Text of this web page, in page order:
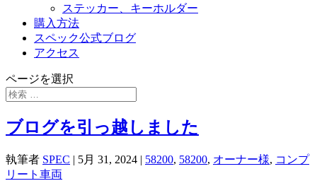
ステッカー、キーホルダー
購入方法
スペック公式ブログ
アクセス
ページを選択
ブログを引っ越しました
執筆者 SPEC | 5月 31, 2024 | 58200, 58200, オーナー様, コンプ
リート車両